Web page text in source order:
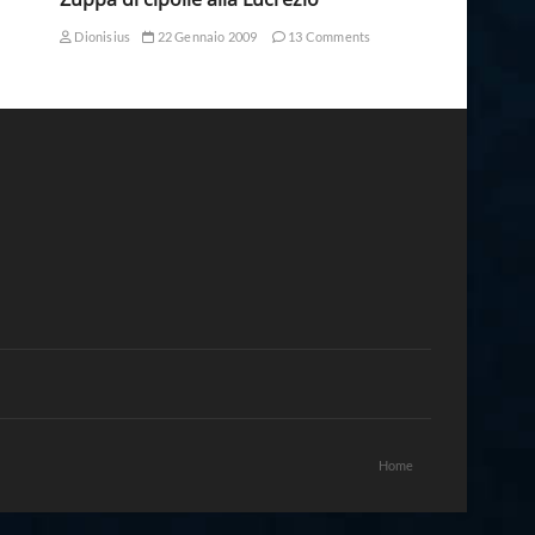
Dionisius 22 Gennaio 2009 13 Comments
Home